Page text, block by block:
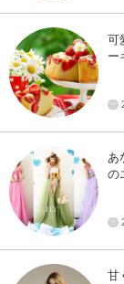
可
ー
あ
の
甘